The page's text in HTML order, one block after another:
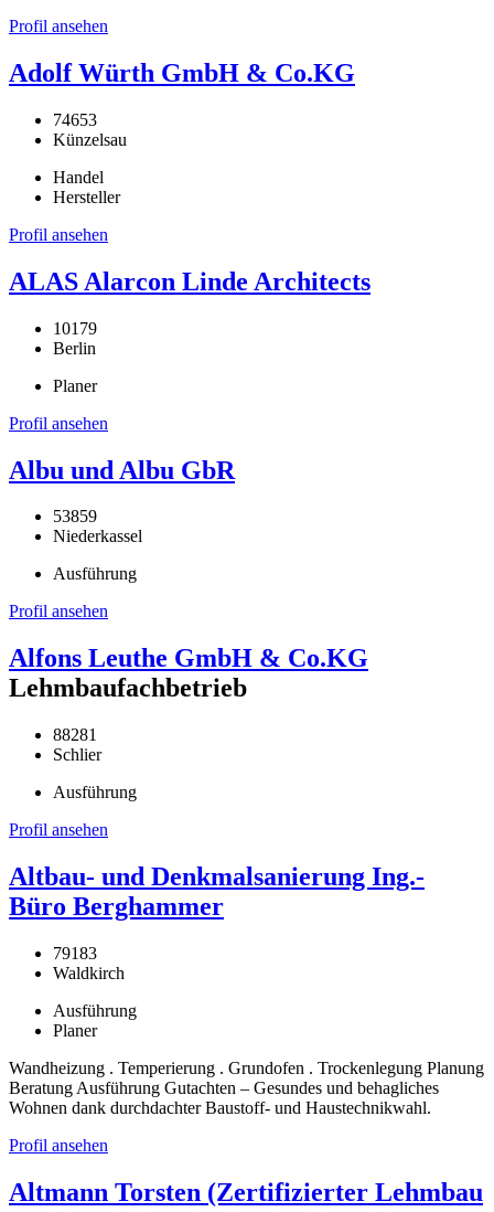
Profil ansehen
Adolf Würth GmbH & Co.KG
74653
Künzelsau
Handel
Hersteller
Profil ansehen
ALAS Alarcon Linde Architects
10179
Berlin
Planer
Profil ansehen
Albu und Albu GbR
53859
Niederkassel
Ausführung
Profil ansehen
Alfons Leuthe GmbH & Co.KG
Lehmbaufachbetrieb
88281
Schlier
Ausführung
Profil ansehen
Altbau- und Denkmalsanierung Ing.-
Büro Berghammer
79183
Waldkirch
Ausführung
Planer
Wandheizung . Temperierung . Grundofen . Trockenlegung Planung
Beratung Ausführung Gutachten – Gesundes und behagliches
Wohnen dank durchdachter Baustoff- und Haustechnikwahl.
Profil ansehen
Altmann Torsten (Zertifizierter Lehmbau